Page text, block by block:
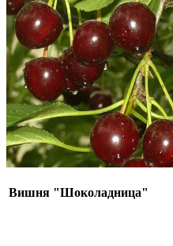
Вишня "Шоколадница"